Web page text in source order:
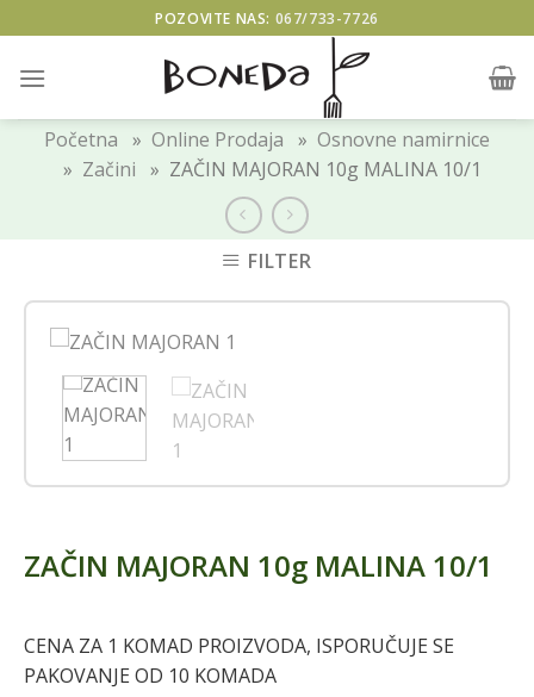
to
content
POZOVITE NAS: 067/733-7726
Početna » Online Prodaja » Osnovne namirnice
» Začini » ZAČIN MAJORAN 10g MALINA 10/1
FILTER
ZAČIN MAJORAN 10g MALINA 10/1
CENA ZA 1 KOMAD PROIZVODA, ISPORUČUJE SE
PAKOVANJE OD 10 KOMADA